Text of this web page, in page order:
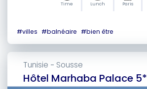
Time Lunch Paris
#villes #balnéaire #bien être
Hôtel Marhaba Palace 5*
Tunisie - Sousse